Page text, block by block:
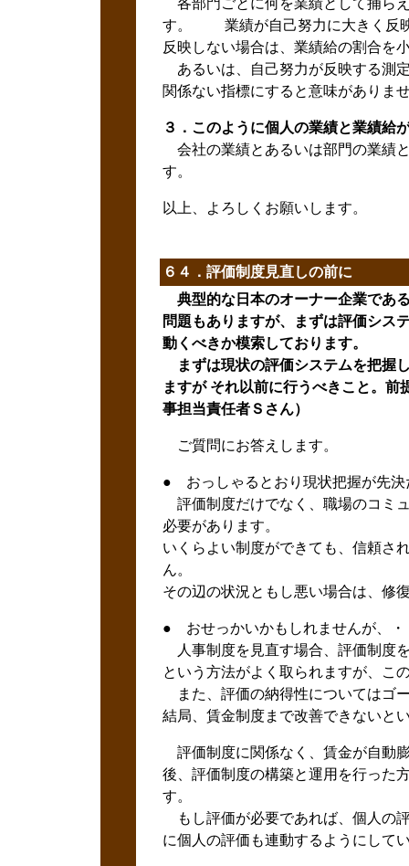
各部門ごとに何を業績として捕ら
す。 業績が自己努力に大きく反映
反映しない場合は、業績給の割合を
あるいは、自己努力が反映する測
関係ない指標にすると意味がありま
３．このように個人の業績と業績給
会社の業績とあるいは部門の業績
す。
以上、よろしくお願いします。
６４．評価制度見直しの前に
典型的な日本のオーナー企業であ
問題もありますが、まずは評価シス
動くべきか模索しております。
まずは現状の評価システムを把握
ますが それ以前に行うべきこと。
事担当責任者Ｓさん）
ご質問にお答えします。
● おっしゃるとおり現状把握が先決
評価制度だけでなく、職場のコミ
必要があります。
いくらよい制度ができても、信頼さ
ん。
その辺の状況ともし悪い場合は、修
● おせっかいかもしれませんが、・
人事制度を見直す場合、評価制度
という方法がよく取られますが、こ
また、評価の納得性についてはゴ
結局、賃金制度まで改善できないと
評価制度に関係なく、賃金が自動
後、評価制度の構築と運用を行った
す。
もし評価が必要であれば、個人の
に個人の評価も連動するようにして